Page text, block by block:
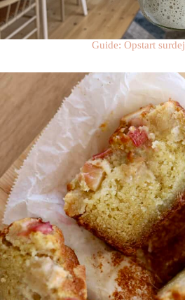
Guide: Opstart surdej